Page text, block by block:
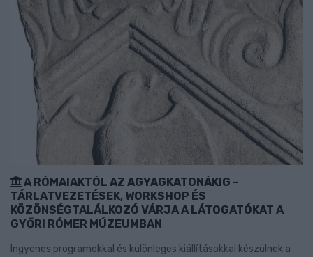
A RÓMAIAKTÓL AZ AGYAGKATONÁKIG –
TÁRLATVEZETÉSEK, WORKSHOP ÉS
KÖZÖNSÉGTALÁLKOZÓ VÁRJA A LÁTOGATÓKAT A
GYŐRI RÓMER MÚZEUMBAN
Ingyenes programokkal és különleges kiállításokkal készülnek a